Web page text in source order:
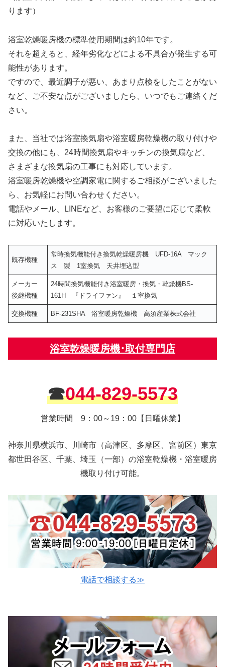
ります）
浴室乾燥暖房機の標準使用期間は約10年です。
それを超えると、経年劣化などによる不具合が発生する可
能性があります。
ですので、最近調子が悪い、あまり点検をしたことがない
など、ご不安な点がございましたら、いつでもご連絡くだ
さい。
また、当社では浴室換気扇や浴室暖房乾燥機の取り付けや
交換の他にも、24時間換気扇やキッチンの換気扇など、
さまざまな換気扇の工事にも対応しています。
浴室暖房乾燥機や空調家電に関するご相談がございました
ら、お気軽にお問い合わせください。
電話やメール、LINEなど、お客様のご要望に応じて柔軟
に対応いたします。
既存機種
常時換気機能付き換気乾燥暖房機 UFD-16A マック
ス 製 1室換気 天井埋込型
メーカー
後継機種
24時間換気機能付き浴室暖房・換気・乾燥機BS-
161H 『ドライファン』 １室換気
交換機種 BF-231SHA 浴室暖房乾燥機 高須産業株式会社
浴室乾燥暖房機･取付専門店
☎044-829-5573
営業時間 9：00～19：00【日曜休業】
神奈川県横浜市、川崎市（高津区、多摩区、宮前区）東京
都世田谷区、千葉、埼玉（一部）の浴室乾燥機・浴室暖房
機取り付け可能。
電話で相談する≫